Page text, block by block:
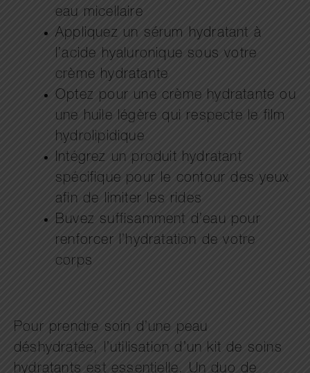
eau micellaire
Appliquez un sérum hydratant à
l’acide hyaluronique sous votre
crème hydratante
Optez pour une crème hydratante ou
une huile légère qui respecte le film
hydrolipidique
Intégrez un produit hydratant
spécifique pour le contour des yeux
afin de limiter les rides
Buvez suffisamment d’eau pour
renforcer l’hydratation de votre
corps
Pour prendre soin d’une peau
déshydratée, l’utilisation d’un kit de soins
hydratants est essentielle. Un duo de